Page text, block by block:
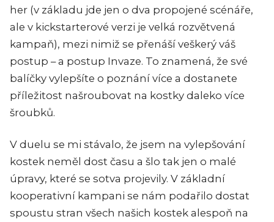
her (v základu jde jen o dva propojené scénáře,
ale v kickstarterové verzi je velká rozvětvená
kampaň), mezi nimiž se přenáší veškerý váš
postup – a postup Invaze. To znamená, že své
balíčky vylepšíte o poznání více a dostanete
příležitost našroubovat na kostky daleko více
šroubků.
V duelu se mi stávalo, že jsem na vylepšování
kostek neměl dost času a šlo tak jen o malé
úpravy, které se sotva projevily. V základní
kooperativní kampani se nám podařilo dostat
spoustu stran všech našich kostek alespoň na